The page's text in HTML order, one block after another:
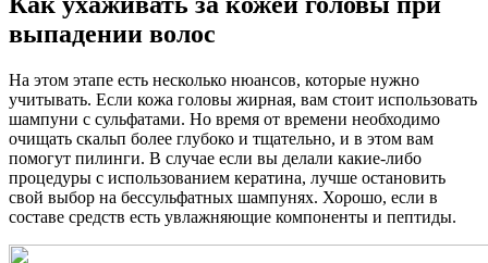
выпадении волос
На этом этапе есть несколько нюансов, которые нужно
учитывать. Если кожа головы жирная, вам стоит использовать
шампуни с сульфатами. Но время от времени необходимо
очищать скальп более глубоко и тщательно, и в этом вам
помогут пилинги. В случае если вы делали какие-либо
процедуры с использованием кератина, лучше остановить
свой выбор на бессульфатных шампунях. Хорошо, если в
составе средств есть увлажняющие компоненты и пептиды.